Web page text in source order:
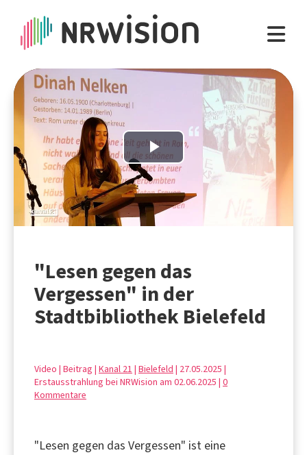
Play
Video
"Lesen gegen das
Vergessen" in der
Stadtbibliothek Bielefeld
Video | Beitrag | Kanal 21 | Bielefeld | 27.05.2025 |
Erstausstrahlung bei NRWision am 02.06.2025 | 0
Kommentare
"Lesen gegen das Vergessen" ist eine